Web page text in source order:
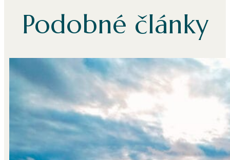
Podobné články